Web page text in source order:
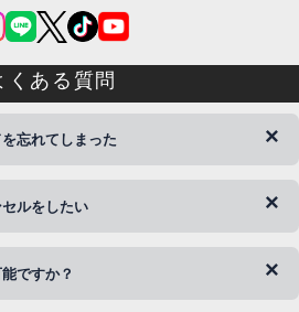
くある質問
忘れてしまった
ンIDの変更が可能です。
ルをしたい
関係上、午後以降のご連絡やキャンセル
ですか？